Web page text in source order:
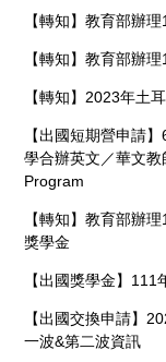
【轉知】教育部辦
【轉知】教育部辦
【轉知】2023年土
【出國短期營申請
學合辦英文／華文
Program
【轉知】教育部辦
獎學金
【出國獎學金】
【出國交換申請】
一波&第二波資訊